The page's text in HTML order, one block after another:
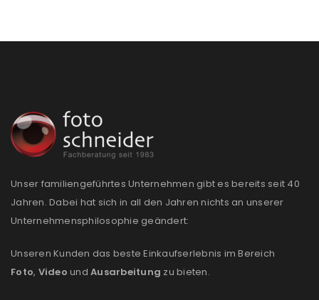
Ein Link zum Erstellen eines neuen Passworts wird an
deine E-Mail-Adresse gesendet.
Unser familiengeführtes Unternehmen gibt es bereits seit 40
Jahren. Dabei hat sich in all den Jahren nichts an unserer
Unternehmensphilosophie geändert:
Unseren Kunden das beste Einkaufserlebnis im Bereich
Foto, Video und Ausarbeitung zu bieten.